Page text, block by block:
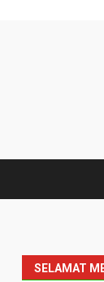
SELAMAT